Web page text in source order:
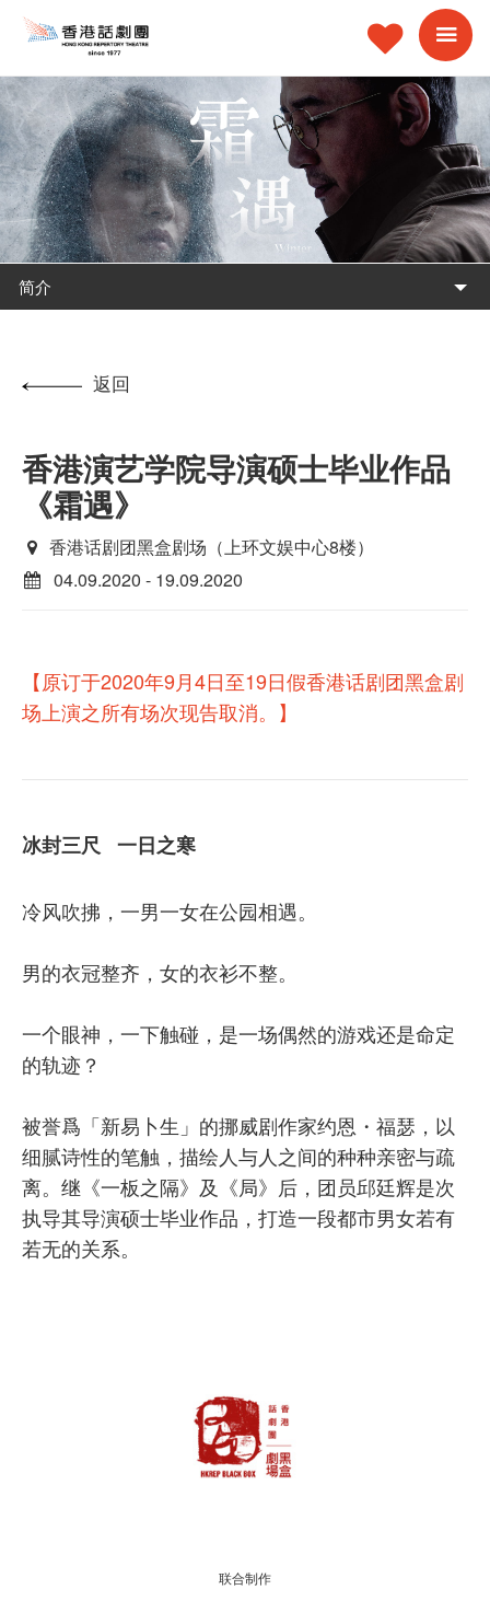
简介
返回
香港演艺学院导演硕士毕业作品
《霜遇》
香港话剧团黑盒剧场（上环文娱中心8楼）
04.09.2020 - 19.09.2020
【原订于2020年9月4日至19日假香港话剧团黑盒剧
场上演之所有场次现告取消。 】
冰封三尺 一日之寒
冷风吹拂，一男一女在公园相遇。
男的衣冠整齐，女的衣衫不整。
一个眼神，一下触碰，是一场偶然的游戏还是命定
的轨迹？
被誉爲「新易卜生」的挪威剧作家约恩・福瑟，以
细腻诗性的笔触，描绘人与人之间的种种亲密与疏
离。继《一板之隔》及《局》后，团员邱廷辉是次
执导其导演硕士毕业作品，打造一段都市男女若有
若无的关系。
联合制作